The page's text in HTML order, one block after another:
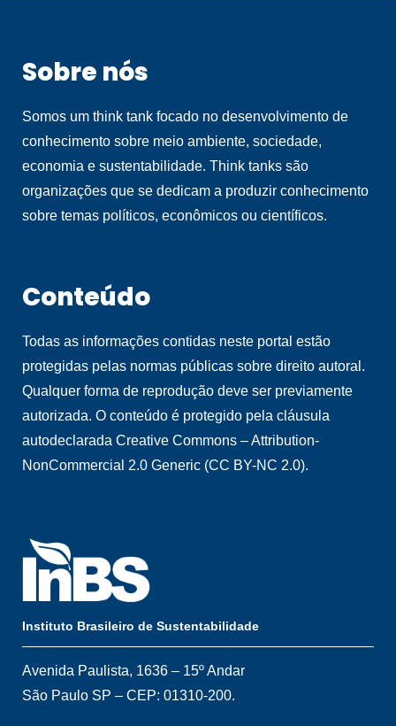
Sobre nós
Somos um think tank focado no desenvolvimento de
conhecimento sobre meio ambiente, sociedade,
economia e sustentabilidade. Think tanks são
organizações que se dedicam a produzir conhecimento
sobre temas políticos, econômicos ou científicos.
Conteúdo
Todas as informações contidas neste portal estão
protegidas pelas normas públicas sobre direito autoral.
Qualquer forma de reprodução deve ser previamente
autorizada. O conteúdo é protegido pela cláusula
autodeclarada Creative Commons – Attribution-
NonCommercial 2.0 Generic (CC BY-NC 2.0).
Instituto Brasileiro de Sustentabilidade
Avenida Paulista, 1636 – 15º Andar
São Paulo SP – CEP: 01310-200.